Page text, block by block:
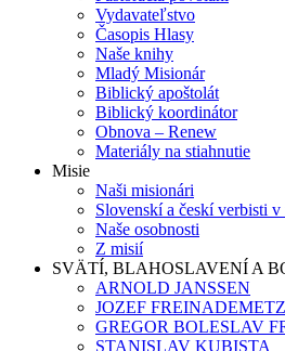
Vydavateľstvo
Časopis Hlasy
Naše knihy
Mladý Misionár
Biblický apoštolát
Biblický koordinátor
Obnova – Renew
Materiály na stiahnutie
Misie
Naši misionári
Slovenskí a českí verbisti v
Naše osobnosti
Z misií
SVÄTÍ, BLAHOSLAVENÍ A
ARNOLD JANSSEN
JOZEF FREINADEMETZ
GREGOR BOLESLAV
STANISLAV KUBISTA